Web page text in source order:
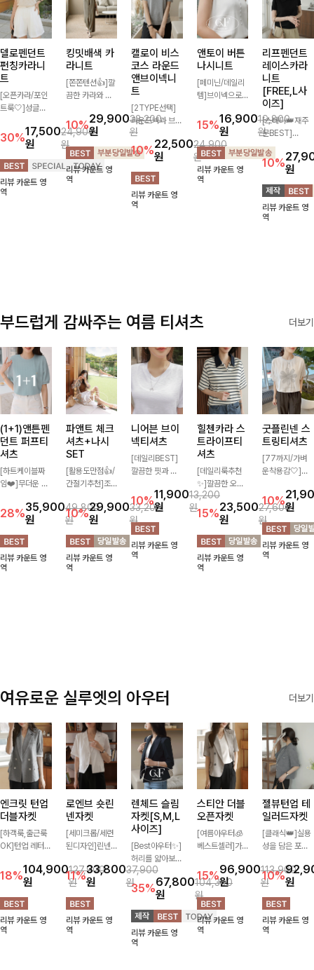
델로펜던트
펀칭카라니
트
[오픈카라/포인
트룩🤍]성글한
통기성 느껴지는
카라 니트! 내추
럴하게 떨어지는
여유핏에 오픈
카라 디테일 더
해져 꾸안꾸 무
30%17,500
원
24,900
원
리뷰 카운트 영
역
킹밋배색 카
라니트
[쫀쫀텐션👍]깔
끔한 카라와 반
만나 하나만 입
어도 완성도 높
은 스타일링을
연출해드려요 부
담 없이 즐기기
좋은 데일리 니
10%29,900
원
33,200
원
리뷰 카운트 영
역
캘로이 비스
코스 라운드
앤브이넥니
트
[2TYPE선택]
라운드넥과 브이
넥 두 가지 디자
인으로 취향에
맞게 선택 가능
한 베이직 니트
🤍 깔끔한 실루
엣과 부드러운
착용감으로 단독
10%22,500
원
24,900
원
리뷰 카운트 영
역
앤토이 버튼
나시니트
[페미닌/데일리
템]브이넥으로
베이직한 디자인
의이너로 단독으
로도 언제나 만
능 아이템!산뜻
한 여름, 시원하
게 보내요 :) ♡
15%16,900
원
19,800
원
리뷰 카운트 영
역
리프펜던트
레이스카라
니트
[FREE,L사
이즈]
[스테디👑재주
문BEST]
사랑스러움 가득
담은 카라 니트
에 펜던트 포인
트까지 톡-톡 얼
굴을 밝혀주는
컬러와 함께 해
요-
10%원
리뷰 카운트 영
역
부드럽게 감싸주는 여름 티셔츠 더보기
(1+1)앤튼펜
던트 퍼프티
셔츠
[하트케이블짜
임❤️]무더운 여
낭만같은 티셔츠
소재감에서 주는
포인트와 금장으
로 고급스러움도
놓치지 말아요♥
28%35,900
원
49,800
원
리뷰 카운트 영
역
파앤트 체크
셔츠+나시
SET
[활용도만점👍/
간절기추천]조
색으로 감각적이
면서 단독부터
세트까지 활용도
높게 즐기는 셔
츠+나시 SET!
캐주얼한 감성으
10%29,900
원
33,200
원
리뷰 카운트 영
역
니어븐 브이
넥티셔츠
[데일리BEST]
깔끔한 핏과 디
소재로 밋밋함
없이 착용 가능
하며 심플하게
입어도 좋고 레
이어드해서 입어
도 좋은 데일리
10%11,900
원
13,200
원
리뷰 카운트 영
역
힐첸카라 스
트라이프티
셔츠
[데일리룩추천
✨]깔끔한 오픈
카라넥과 조화로
운 배색이 들어
간 스트라이프
패턴으로 단정하
고 캐주얼한 무
드를 선사하는
반팔 티셔츠에
15%23,500
원
27,600
원
리뷰 카운트 영
역
굿플린넨 스
트링티셔츠
[77까지/가벼
운착용감🤍]린
럴한 플라워 프
린팅이 포인트가
되어 하나만으로
도 감성 있는 스
타일을 완성해드
리는 티셔츠-🌼
10%원
리뷰 카운트 영
역
여유로운 실루엣의 아우터 더보기
엔크릿 턴업
더블자켓
[하객룩,출근룩
OK]턴업 레터링
있게 완성된 썸
머 자켓, 더블버
튼 디자인으로
깔끔하고 세련된
무드가 느껴져요
🩶 가볍고 시원
18%104,900
원
127,900
원
리뷰 카운트 영
역
로엔브 숏린
넨자켓
[세미크롭/세련
된디자인]린넨
볍고 드라이한
소재감으로 한여
름에도 부담 없
이 툭 걸치기 좋
은 반팔 자켓, 크
롭에 가까운 깔
11%33,800
원
37,900
원
리뷰 카운트 영
역
렌체드 슬림
자켓[S,M,L
사이즈]
[Best아우터✨]
허리를 얇아보이
게 만들어줄 슬
림핏! 깔끔하고
단정한 핏으로
고급스러운 분위
기를 연출시켜줄
아우터로 데일리
로도, 특별한 날
35%67,800
원
104,300
원
리뷰 카운트 영
역
스티안 더블
오픈자켓
[여름아우터🧊
베스트셀러]가
멋스러운 무드가
살아나는 썸머
오픈자켓✨ 백
슬릿 디테일로
착용감이 편안하
며 깔끔한 핏과
15%96,900
원
113,900
원
리뷰 카운트 영
역
젤뷰턴업 테
일러드자켓
[클래식👑]실용
성을 담은 포켓
턴업 디테일로
멋을 더했으며
유연한 소재로
자연스러운 실루
엣을 연출해주는
아우터에요~!
10%원
리뷰 카운트 영
역